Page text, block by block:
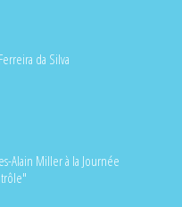
da Silva
Alain Miller à la Journée